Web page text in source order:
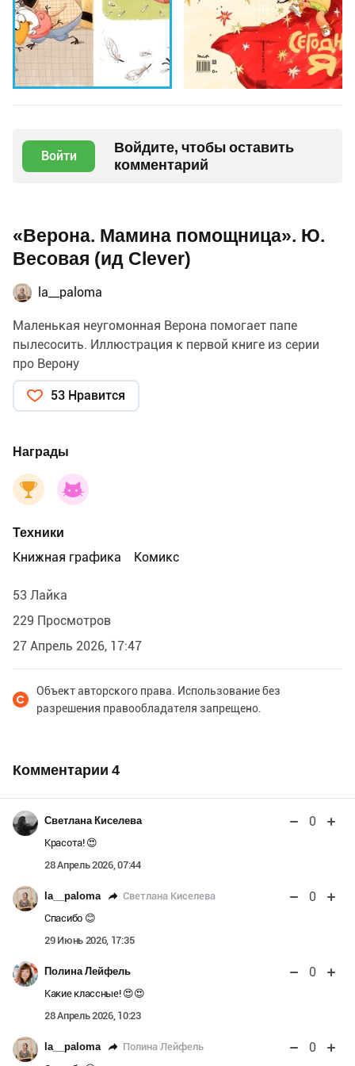
Войти
Войдите, чтобы оставить
комментарий
«Верона. Мамина помощница». Ю.
Весовая (ид Clever)
la__paloma
Маленькая неугомонная Верона помогает папе
пылесосить. Иллюстрация к первой книге из серии
про Верону
53 Нравится
Награды
Техники
Книжная графика
Комикс
53 Лайка
229 Просмотров
27 Апрель 2026, 17:47
Объект авторского права. Использование без
разрешения правообладателя запрещено.
Комментарии 4
Светлана Киселева 0
Красота! 😍
28 Апрель 2026, 07:44
la__paloma Светлана Киселева 0
Спасибо 😊
29 Июнь 2026, 17:35
Полина Лейфель 0
Какие классные! 😍😍
28 Апрель 2026, 10:23
la__paloma Полина Лейфель 0